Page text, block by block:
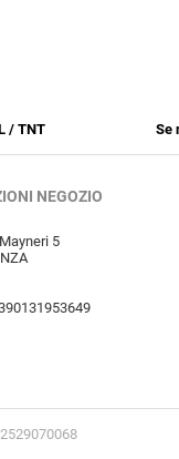
/ TNT Se
NEGOZIO
5